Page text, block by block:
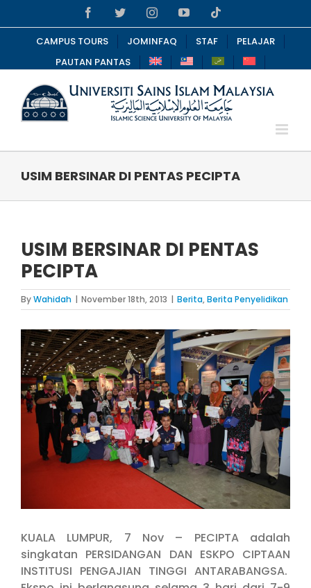
to
content
FacebookTwitterInstagramYouTube
CAMPUS TOURS JOMINFAQ STAF
PELAJAR
PAUTAN PANTAS
USIM BERSINAR DI PENTAS PECIPTA
USIM BERSINAR DI PENTAS
PECIPTA
ByWahidah | November 18th, 2013 | Berita,Berita Penyelidikan
View
Larger
Image
KUALA LUMPUR, 7 Nov – PECIPTA adalah
singkatan PERSIDANGAN DAN ESKPO CIPTAAN
INSTITUSI PENGAJIAN TINGGI ANTARABANGSA.